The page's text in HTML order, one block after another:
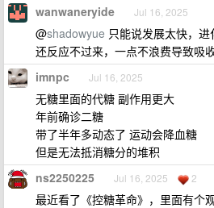
wanwaneryide Jul 16, 2025
@shadowyue 只能说发展太快，
还反应不过来，一点不浪费导致吸
imnpc Jul 16, 2025
无糖里面的代糖 副作用更大
年前确诊二糖
带了半年多动态了 运动会降血糖
但是无法抵消糖分的堆积
ns2250225 Jul 16, 2025 2
最近看了《控糖革命》，里面有个